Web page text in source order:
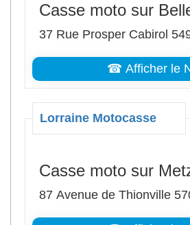
Casse moto sur
37 Rue Prosper Cabirol
☎ Afficher le
Lorraine Motocasse
Casse moto sur
87 Avenue de Thionville